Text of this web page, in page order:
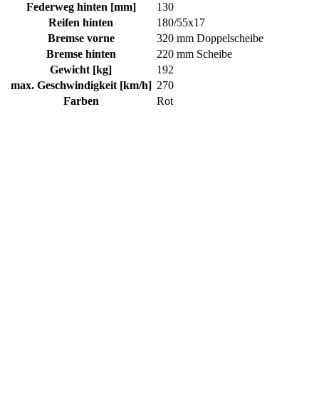
Federweg hinten [mm]
130
Reifen hinten
180/55x17
Bremse vorne
320 mm Doppelscheibe
Bremse hinten
220 mm Scheibe
Gewicht [kg]
192
max. Geschwindigkeit [km/h] 270
Farben
Rot